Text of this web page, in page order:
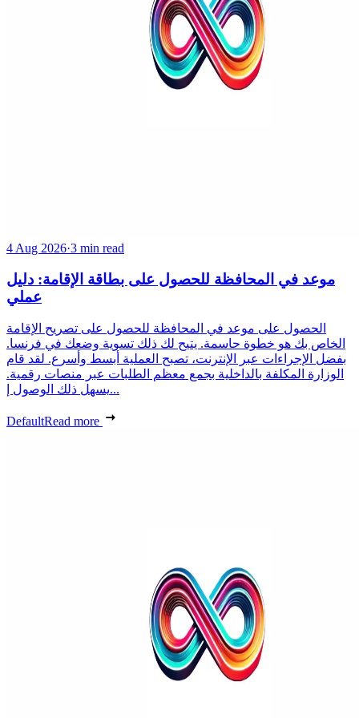
4 Aug 2026·3 min read
موعد في المحافظة للحصول على بطاقة الإقامة: دليل
عملي
الحصول على موعد في المحافظة للحصول على تصريح الإقامة
الخاص بك هو خطوة حاسمة. يتيح لك ذلك تسوية وضعك في فرنسا.
بفضل الإجراءات عبر الإنترنت، تصبح العملية أبسط وأسرع. لقد قام
الوزارة المكلفة بالداخلية بجمع معظم الطلبات عبر منصات رقمية.
يسهل ذلك الوصول إ...
DefaultRead more